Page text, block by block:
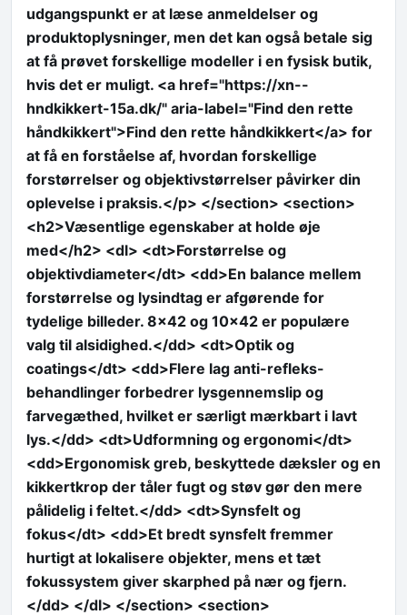
udgangspunkt er at læse anmeldelser og
produktoplysninger, men det kan også betale sig
at få prøvet forskellige modeller i en fysisk butik,
hvis det er muligt. <a href="https://xn--
hndkikkert-15a.dk/" aria-label="Find den rette
håndkikkert">Find den rette håndkikkert</a> for
at få en forståelse af, hvordan forskellige
forstørrelser og objektivstørrelser påvirker din
oplevelse i praksis.</p> </section> <section>
<h2>Væsentlige egenskaber at holde øje
med</h2> <dl> <dt>Forstørrelse og
objektivdiameter</dt> <dd>En balance mellem
forstørrelse og lysindtag er afgørende for
tydelige billeder. 8×42 og 10×42 er populære
valg til alsidighed.</dd> <dt>Optik og
coatings</dt> <dd>Flere lag anti-refleks-
behandlinger forbedrer lysgennemslip og
farvegæthed, hvilket er særligt mærkbart i lavt
lys.</dd> <dt>Udformning og ergonomi</dt>
<dd>Ergonomisk greb, beskyttede dæksler og en
kikkertkrop der tåler fugt og støv gør den mere
pålidelig i feltet.</dd> <dt>Synsfelt og
fokus</dt> <dd>Et bredt synsfelt fremmer
hurtigt at lokalisere objekter, mens et tæt
fokussystem giver skarphed på nær og fjern.
</dd> </dl> </section> <section>